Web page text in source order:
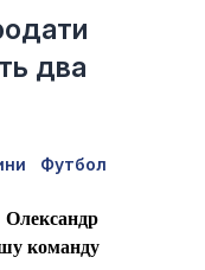
два
Футбол
Олександр
команду